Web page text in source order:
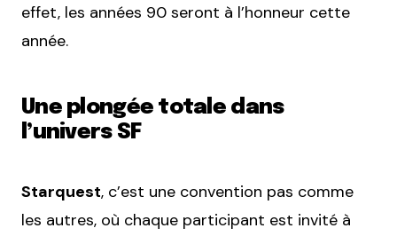
effet, les années 90 seront à l’honneur cette
année.
Une plongée totale dans
l’univers SF
Starquest, c’est une convention pas comme
les autres, où chaque participant est invité à